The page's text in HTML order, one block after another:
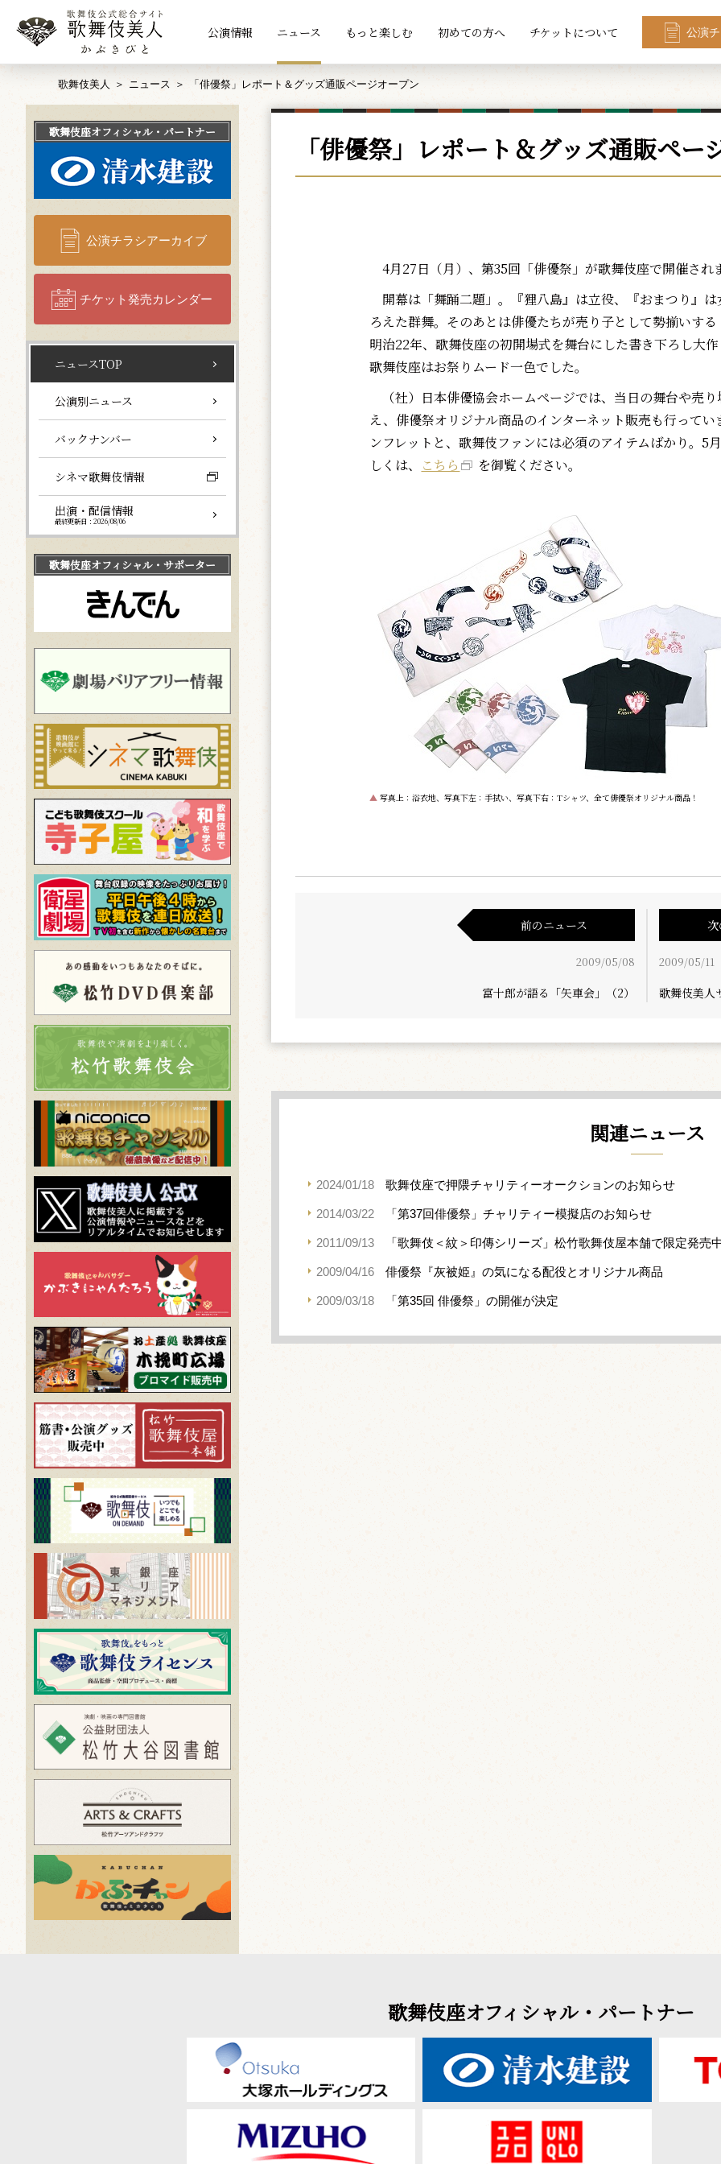
公演情報 ニュース もっと楽しむ 初めての方へ チケットについて 公演
歌舞伎美人 ニュース 「俳優祭」レポート＆グッズ通販ページオープン
「俳優祭」レポート＆グッズ通販ペー
4月27日（月）、第35回「俳優祭」が歌舞伎座で開催され
開幕は「舞踊二題」。『狸八島』は立役、『おまつり』
ろえた群舞。そのあとは俳優たちが売り子として勢揃いす
明治22年、歌舞伎座の初開場式を舞台にした書き下ろし大
歌舞伎座はお祭りムード一色でした。
（社）日本俳優協会ホームページでは、当日の舞台や売
え、俳優祭オリジナル商品のインターネット販売も行って
ンフレットと、歌舞伎ファンには必須のアイテムばかり。5
しくは、
こちら を御覧ください。
▲写真上：浴衣地、写真下左：手拭い、写真下右：Tシャツ、全て俳優祭オリジナル商品！
前のニュース
2009/05/08
富十郎が語る「矢車会」（2）
2009/05/11
歌舞伎美人
関連ニュース
2024/01/18 歌舞伎座で押隈チャリティーオークションのお知らせ
2014/03/22 「第37回俳優祭」チャリティー模擬店のお知らせ
2011/09/13 「歌舞伎＜紋＞印傳シリーズ」松竹歌舞伎屋本舗で限定発売
2009/04/16 俳優祭『灰被姫』の気になる配役とオリジナル商品
2009/03/18 「第35回 俳優祭」の開催が決定
歌舞伎座オフィシャル・パートナー
公演チラシアーカイブ
チケット発売カレンダー
ニュースTOP
公演別ニュース
バックナンバー
シネマ歌舞伎情報
出演・配信情報
最終更新日：2026/08/06
歌舞伎座オフィシャル・サポーター
歌舞伎座オフィシャル・パートナー